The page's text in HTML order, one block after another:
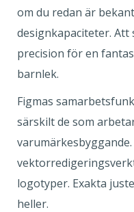
om du redan är
designkapaciteter.
precision för en
barnlek.
Figmas
särskilt de som
varumärkesbyggande.
logotyper. Exakta
heller.